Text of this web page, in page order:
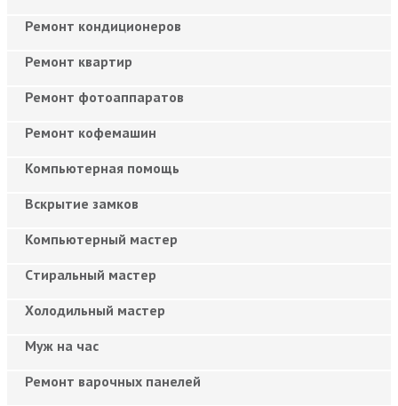
Ремонт кондиционеров
Ремонт квартир
Ремонт фотоаппаратов
Ремонт кофемашин
Компьютерная помощь
Вскрытие замков
Компьютерный мастер
Cтиральный мастер
Холодильный мастер
Муж на час
Ремонт варочных панелей